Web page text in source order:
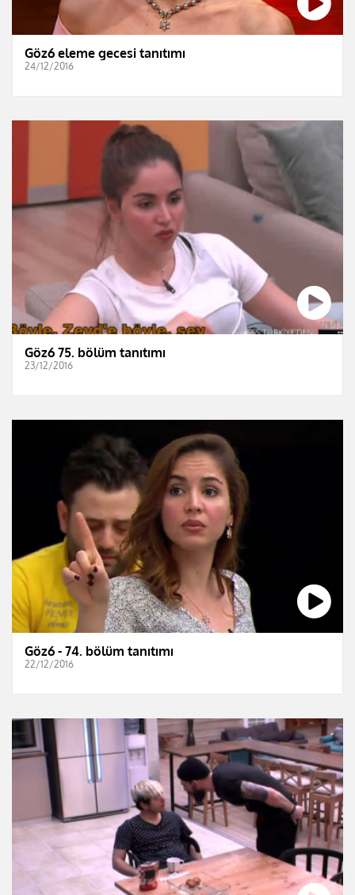
Göz6 eleme gecesi tanıtımı
24/12/2016
Göz6 75. bölüm tanıtımı
23/12/2016
Göz6 - 74. bölüm tanıtımı
22/12/2016